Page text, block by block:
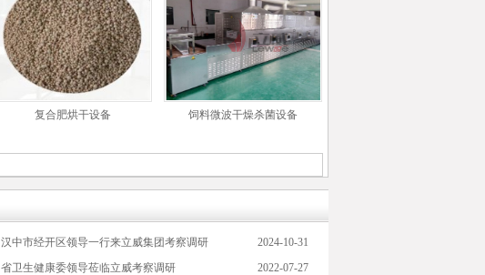
复合肥烘干设备 饲料微波干燥杀菌设备
2024-10-31
汉中市经开区领导一行来立威集团考察调研
2022-07-27
省卫生健康委领导莅临立威考察调研